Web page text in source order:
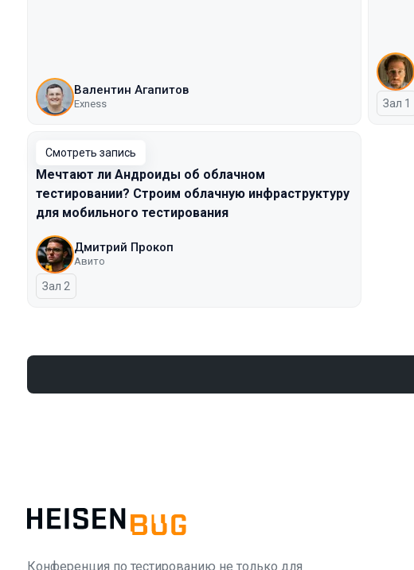
Валентин Агапитов
Exness Зал 1
Смотреть запись
Мечтают ли Андроиды об облачном
тестировании? Строим облачную инфраструктуру
для мобильного тестирования
Дмитрий Прокоп
Авито
Зал 2
Конференция по тестированию не только для